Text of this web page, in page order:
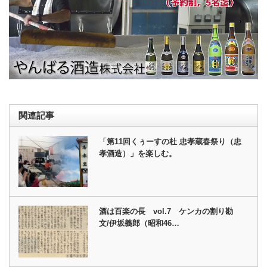
関連記事
「第11回くぅーすの杜 忠孝蔵春祭り（忠
孝酒造）」を楽しむ。
酒は百楽の長 vol.7 ケンカの割り勘
文/伊坂義郎（昭和46…